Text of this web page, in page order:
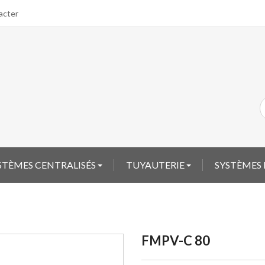
CENTRALISÉS TUYAUTERIE
FMPV-C 80